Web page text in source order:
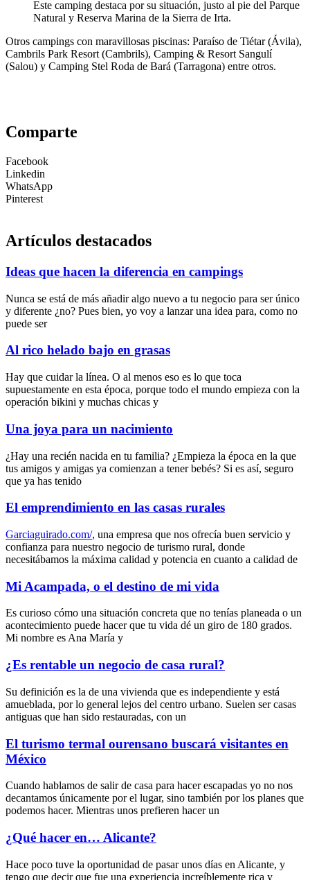
Este camping destaca por su situación, justo al pie del Parque
Natural y Reserva Marina de la Sierra de Irta.
Otros campings con maravillosas piscinas: Paraíso de Tiétar (Ávila),
Cambrils Park Resort (Cambrils), Camping & Resort Sangulí
(Salou) y Camping Stel Roda de Bará (Tarragona) entre otros.
Comparte
Facebook
Linkedin
WhatsApp
Pinterest
Artículos destacados
Ideas que hacen la diferencia en campings
Nunca se está de más añadir algo nuevo a tu negocio para ser único
y diferente ¿no? Pues bien, yo voy a lanzar una idea para, como no
puede ser
Al rico helado bajo en grasas
Hay que cuidar la línea. O al menos eso es lo que toca
supuestamente en esta época, porque todo el mundo empieza con la
operación bikini y muchas chicas y
Una joya para un nacimiento
¿Hay una recién nacida en tu familia? ¿Empieza la época en la que
tus amigos y amigas ya comienzan a tener bebés? Si es así, seguro
que ya has tenido
El emprendimiento en las casas rurales
Garciaguirado.com/, una empresa que nos ofrecía buen servicio y
confianza para nuestro negocio de turismo rural, donde
necesitábamos la máxima calidad y potencia en cuanto a calidad de
Mi Acampada, o el destino de mi vida
Es curioso cómo una situación concreta que no tenías planeada o un
acontecimiento puede hacer que tu vida dé un giro de 180 grados.
Mi nombre es Ana María y
¿Es rentable un negocio de casa rural?
Su definición es la de una vivienda que es independiente y está
amueblada, por lo general lejos del centro urbano. Suelen ser casas
antiguas que han sido restauradas, con un
El turismo termal ourensano buscará visitantes en
México
Cuando hablamos de salir de casa para hacer escapadas yo no nos
decantamos únicamente por el lugar, sino también por los planes que
podemos hacer. Mientras unos prefieren hacer un
¿Qué hacer en… Alicante?
Hace poco tuve la oportunidad de pasar unos días en Alicante, y
tengo que decir que fue una experiencia increíblemente rica y